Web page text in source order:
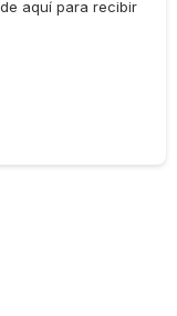
aquí para recibir